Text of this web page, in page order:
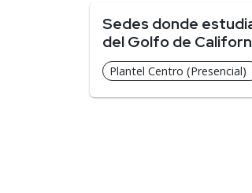
Sedes donde
del Golfo de
Plantel Centro (Presencial)